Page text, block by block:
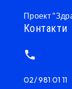
Проект
Контакти
02/ 981 01 11